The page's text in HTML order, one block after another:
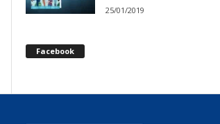
25/01/2019
Facebook